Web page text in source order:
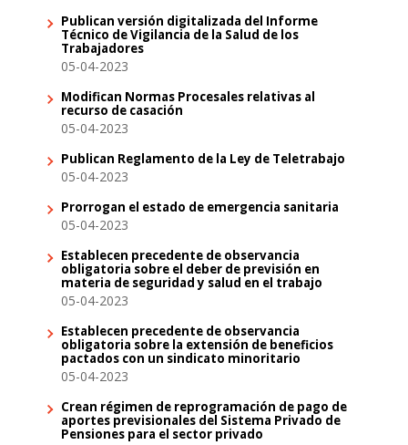
Publican versión digitalizada del Informe
Técnico de Vigilancia de la Salud de los
Trabajadores
05-04-2023
Modifican Normas Procesales relativas al
recurso de casación
05-04-2023
Publican Reglamento de la Ley de Teletrabajo
05-04-2023
Prorrogan el estado de emergencia sanitaria
05-04-2023
Establecen precedente de observancia
obligatoria sobre el deber de previsión en
materia de seguridad y salud en el trabajo
05-04-2023
Establecen precedente de observancia
obligatoria sobre la extensión de beneficios
pactados con un sindicato minoritario
05-04-2023
Crean régimen de reprogramación de pago de
aportes previsionales del Sistema Privado de
Pensiones para el sector privado